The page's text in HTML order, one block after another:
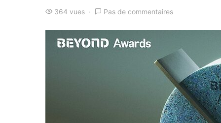
364 vues Pas de commentaires